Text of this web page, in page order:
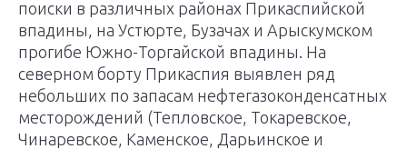
поиски в различных районах Прикаспийской
впадины, на Устюрте, Бузачах и Арыскумском
прогибе Южно-Торгайской впадины. На
северном борту Прикаспия выявлен ряд
небольших по запасам нефтегазоконденсатных
месторождений (Тепловское, Токаревское,
Чинаревское, Каменское, Дарьинское и